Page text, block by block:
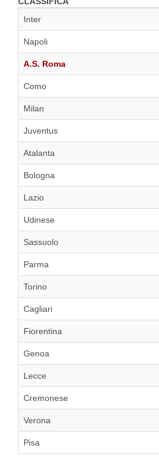
Inter
Napoli
A.S. Roma
Como
Milan
Juventus
Atalanta
Bologna
Lazio
Udinese
Sassuolo
Parma
Torino
Cagliari
Fiorentina
Genoa
Lecce
Cremonese
Verona
Pisa